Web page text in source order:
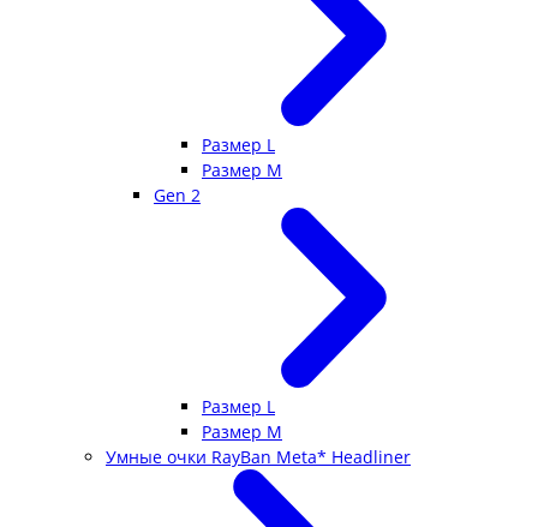
Размер L
Размер М
Gen 2
Размер L
Размер М
Умные очки RayBan Meta* Headliner